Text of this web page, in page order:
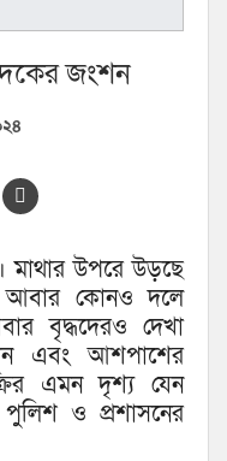
জংশন
মাথার উপরে উড়ছে
আবার কোনও দলে
বৃদ্ধদেরও দেখা
এবং আশপাশের
এমন দৃশ্য যেন
পুলিশ ও প্রশাসনের